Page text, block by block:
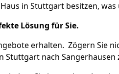
in Stuttgart besitzen,
Lösung für Sie.
erhalten. Zögern Sie
nach Sangerhausen